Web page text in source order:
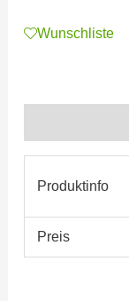
Wunschliste
Produktinfo
Preis